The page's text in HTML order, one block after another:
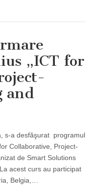
„ICT for
and
s-a desfăşurat programul
Collaborative, Project-
de Smart Solutions
acest curs au participat
Belgia,…